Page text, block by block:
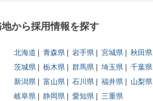
から採用情報を探す
北海道 青森県 岩手県 宮城県 秋田県
茨城県 栃木県 群馬県 埼玉県 千葉県
新潟県 富山県 石川県 福井県 山梨県
岐阜県 静岡県 愛知県 三重県